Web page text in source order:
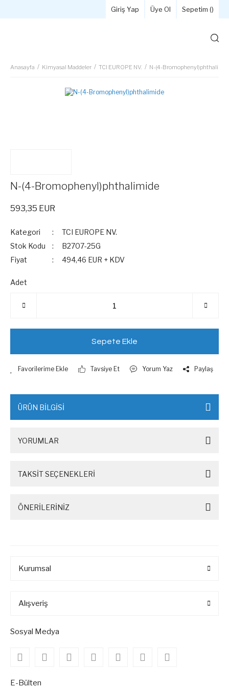
Giriş Yap Üye Ol Sepetim ()
Anasayfa Kimyasal Maddeler TCI EUROPE NV. N-(4-
N-(4-Bromophenyl)phthalimide
593,35 EUR
Kategori
TCI EUROPE NV.
Stok Kodu
B2707-25G
Fiyat
494,46 EUR + KDV
Adet
Sepete Ekle
Tavsiye Et Yorum Yaz Paylaş
ÜRÜN BİLGİSİ
YORUMLAR
TAKSİT SEÇENEKLERİ
ÖNERİLERİNİZ
Kurumsal
Alışveriş
Sosyal Medya
E-Bülten